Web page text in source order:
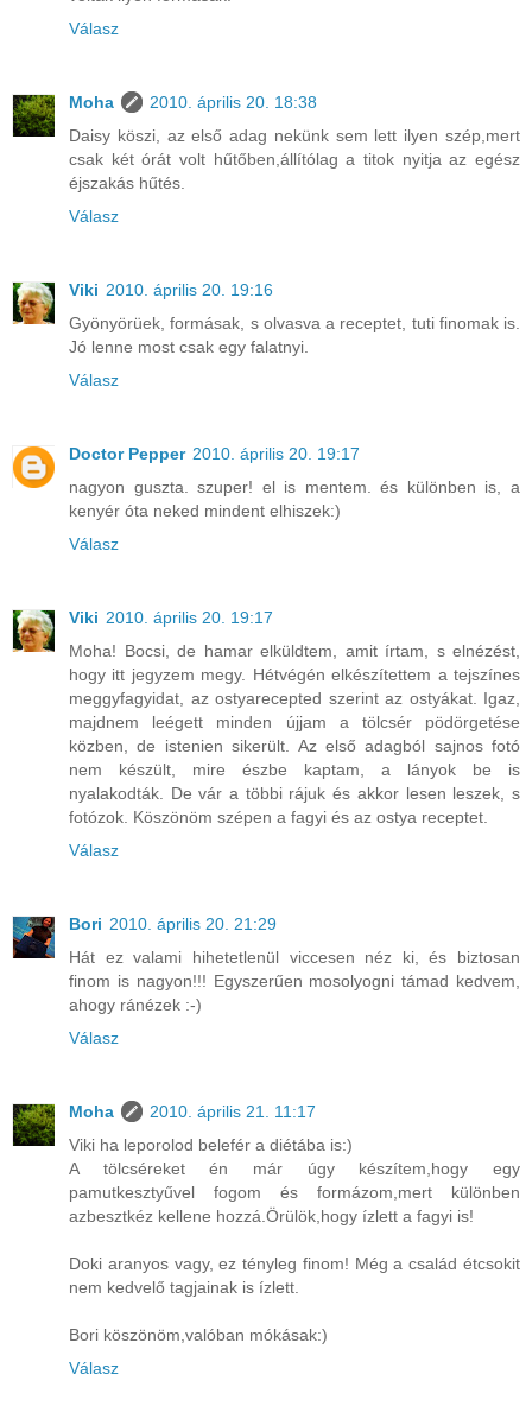
Válasz
Moha
2010. április 20. 18:38
Daisy köszi, az első adag nekünk sem lett ilyen szép,mert
csak két órát volt hűtőben,állítólag a titok nyitja az egész
éjszakás hűtés.
Válasz
Viki 2010. április 20. 19:16
Gyönyörüek, formásak, s olvasva a receptet, tuti finomak is.
Jó lenne most csak egy falatnyi.
Válasz
Doctor Pepper 2010. április 20. 19:17
nagyon guszta. szuper! el is mentem. és különben is, a
kenyér óta neked mindent elhiszek:)
Válasz
Viki 2010. április 20. 19:17
Moha! Bocsi, de hamar elküldtem, amit írtam, s elnézést,
hogy itt jegyzem megy. Hétvégén elkészítettem a tejszínes
meggyfagyidat, az ostyarecepted szerint az ostyákat. Igaz,
majdnem leégett minden újjam a tölcsér pödörgetése
közben, de istenien sikerült. Az első adagból sajnos fotó
nem készült, mire észbe kaptam, a lányok be is
nyalakodták. De vár a többi rájuk és akkor lesen leszek, s
fotózok. Köszönöm szépen a fagyi és az ostya receptet.
Válasz
Bori 2010. április 20. 21:29
Hát ez valami hihetetlenül viccesen néz ki, és biztosan
finom is nagyon!!! Egyszerűen mosolyogni támad kedvem,
ahogy ránézek :-)
Válasz
Moha
2010. április 21. 11:17
Viki ha leporolod belefér a diétába is:)
A tölcséreket én már úgy készítem,hogy egy
pamutkesztyűvel fogom és formázom,mert különben
azbesztkéz kellene hozzá.Örülök,hogy ízlett a fagyi is!
Doki aranyos vagy, ez tényleg finom! Még a család étcsokit
nem kedvelő tagjainak is ízlett.
Bori köszönöm,valóban mókásak:)
Válasz